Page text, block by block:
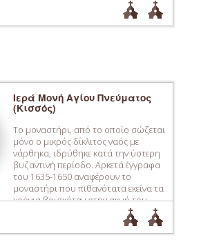
διασώζονται ψηφιδωτά δάπεδα.
Ιερά Μονή Αγίου Πνεύματος
(Κισσός)
Το μοναστήρι, από το οποίο σώζεται
μόνο ο μικρός δίκλιτος ναός με
νάρθηκα, ιδρύθηκε κατά την ύστερη
βυζαντινή περίοδο. Αρκετά έγγραφα
του 1635-1650 αναφέρουν το
μοναστήρι που πιθανότατα εκείνα τα
χρόνια βρισκόταν στην ακμή του.
Κατά την επανάσταση του 1821 τη
Μονή κατέστρεψαν οι Τούρκοι,
έσφαξαν τους μοναχούς και